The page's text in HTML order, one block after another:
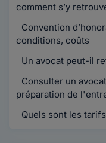
comment s’y
Convention
conditions, coûts
Un avocat peut-il
Consulter un
préparation de
Quels sont les